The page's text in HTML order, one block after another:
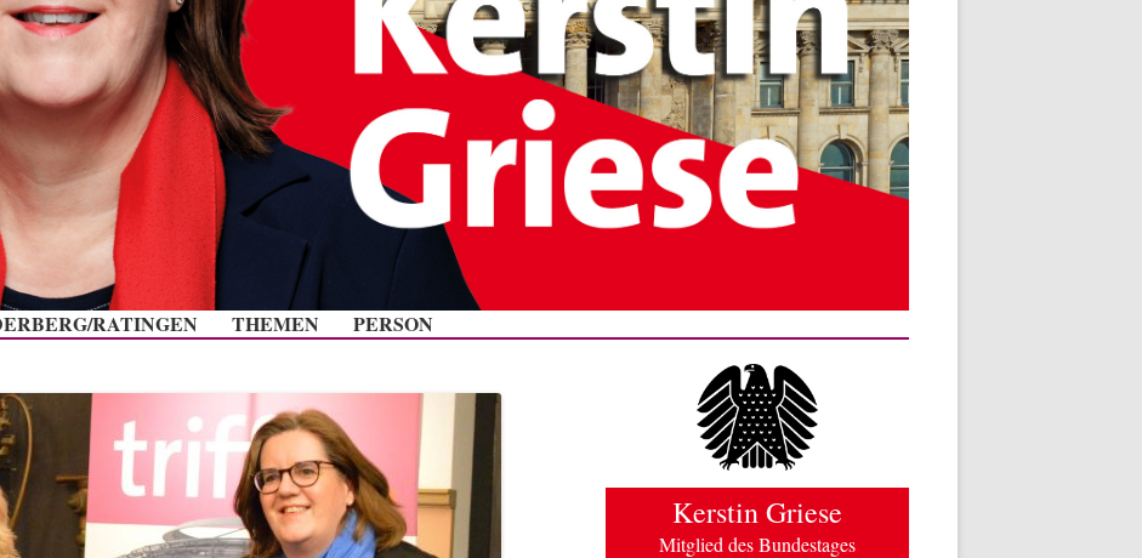
Zum Inhalt springen
RATINGEN THEMEN PERSON
Kerstin Griese
Mitglied des Bundestages